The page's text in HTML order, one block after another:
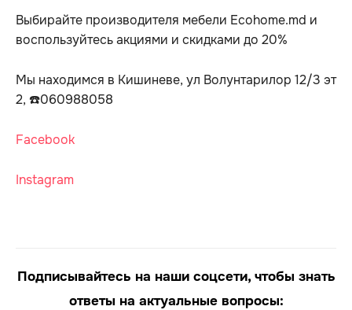
Выбирайте производителя мебели Ecohome.md и
воспользуйтесь акциями и скидками до 20%
Мы находимся в Кишиневе, ул Волунтарилор 12/3 эт
2, ☎️060988058
Facebook
Instagram
Подписывайтесь на наши соцсети, чтобы знать
ответы на актуальные вопросы: